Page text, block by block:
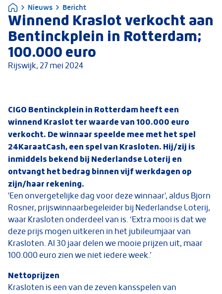
Nieuws Bericht
Winnend Kraslot verkocht aan
Bentinckplein in Rotterdam;
100.000 euro
Rijswijk, 27 mei 2024
CIGO Bentinckplein in Rotterdam heeft een
winnend Kraslot ter waarde van 100.000 euro
verkocht. De winnaar speelde mee met het spel
24KaraatCash, een spel van Krasloten. Hij/zij is
inmiddels bekend bij Nederlandse Loterij en
ontvangt het bedrag binnen vijf werkdagen op
zijn/haar rekening.
'Een onvergetelijke dag voor deze winnaar', aldus Bjorn
Rosner, prijswinnaarbegeleider bij Nederlandse Loterij,
waar Krasloten onderdeel van is. ‘Extra mooi is dat we
deze prijs mogen uitkeren in het jubileumjaar van
Krasloten. Al 30 jaar delen we mooie prijzen uit, maar
100.000 euro zien we niet iedere week.’
Nettoprijzen
Krasloten is een van de zeven kansspelen van